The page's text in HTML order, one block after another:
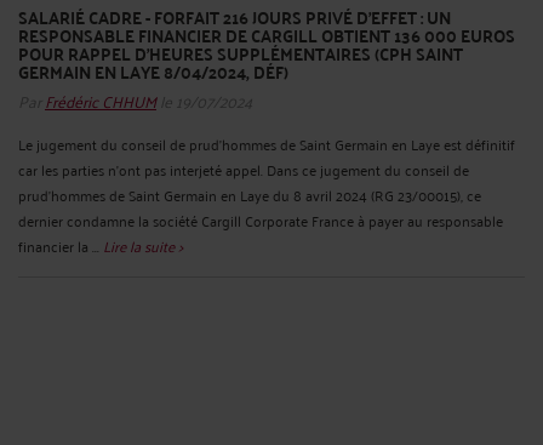
SALARIÉ CADRE - FORFAIT 216 JOURS PRIVÉ D’EFFET : UN
RESPONSABLE FINANCIER DE CARGILL OBTIENT 136 000 EUROS
POUR RAPPEL D’HEURES SUPPLÉMENTAIRES (CPH SAINT
GERMAIN EN LAYE 8/04/2024, DÉF)
Par Frédéric CHHUMle 19/07/2024
Le jugement du conseil de prud’hommes de Saint Germain en Laye est définitif
car les parties n’ont pas interjeté appel. Dans ce jugement du conseil de
prud’hommes de Saint Germain en Laye du 8 avril 2024 (RG 23/00015), ce
dernier condamne la société Cargill Corporate France à payer au responsable
financier la ... Lire la suite >